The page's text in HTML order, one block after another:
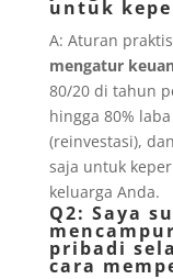
untuk
A: Aturan
mengatur
80/20 di tahun
hingga 80%
(reinvestasi),
saja untuk
keluarga Anda.
Q2: Saya
pribadi
cara